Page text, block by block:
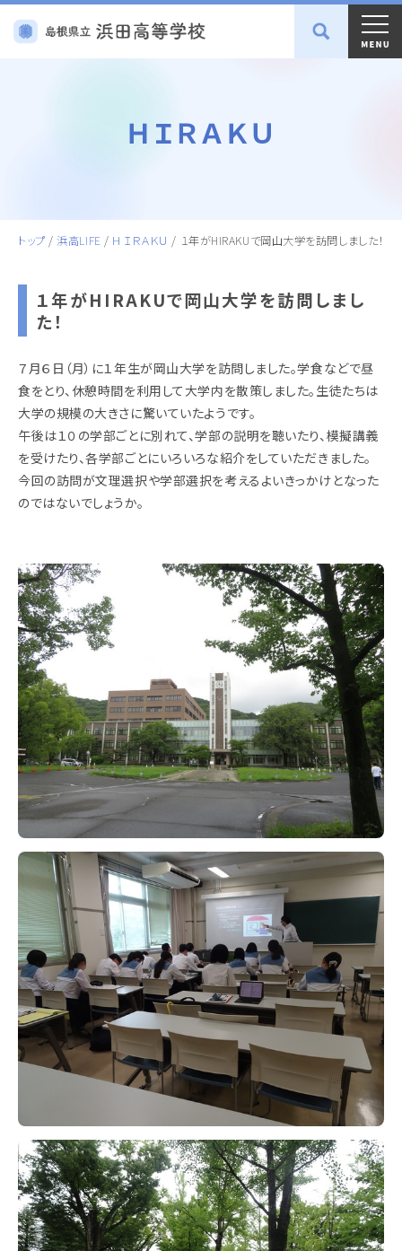
ＨＩＲＡＫＵ
トップ /浜高LIFE / ＨＩＲＡＫＵ / １年がHIRAKUで岡山大学を訪問しました！
１年がHIRAKUで岡山大学を訪問しまし
た！
７月６日（月）に１年生が岡山大学を訪問しました。学食などで昼
食をとり、休憩時間を利用して大学内を散策しました。生徒たちは
大学の規模の大きさに驚いていたようです。
午後は１０の学部ごとに別れて、学部の説明を聴いたり、模擬講義
を受けたり、各学部ごとにいろいろな紹介をしていただきました。
今回の訪問が文理選択や学部選択を考えるよいきっかけとなった
のではないでしょうか。